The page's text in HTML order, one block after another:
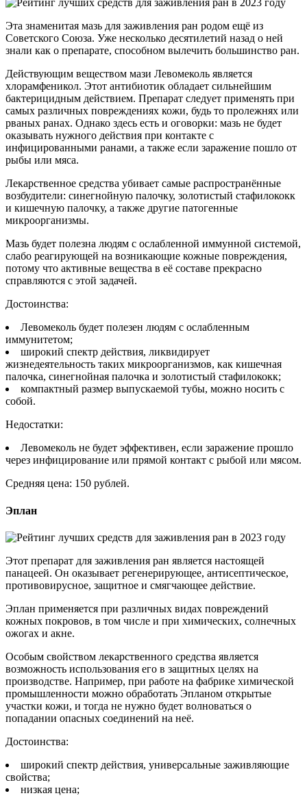
Эта знаменитая мазь для заживления ран родом ещё из
Советского Союза. Уже несколько десятилетий назад о ней
знали как о препарате, способном вылечить большинство ран.
Действующим веществом мази Левомеколь является
хлорамфеникол. Этот антибиотик обладает сильнейшим
бактерицидным действием. Препарат следует применять при
самых различных повреждениях кожи, будь то пролежнях или
рваных ранах. Однако здесь есть и оговорки: мазь не будет
оказывать нужного действия при контакте с
инфицированными ранами, а также если заражение пошло от
рыбы или мяса.
Лекарственное средства убивает самые распространённые
возбудители: синегнойную палочку, золотистый стафилококк
и кишечную палочку, а также другие патогенные
микроорганизмы.
Мазь будет полезна людям с ослабленной иммунной системой,
слабо реагирующей на возникающие кожные повреждения,
потому что активные вещества в её составе прекрасно
справляются с этой задачей.
Достоинства:
Левомеколь будет полезен людям с ослабленным
иммунитетом;
широкий спектр действия, ликвидирует
жизнедеятельность таких микроорганизмов, как кишечная
палочка, синегнойная палочка и золотистый стафилококк;
компактный размер выпускаемой тубы, можно носить с
собой.
Недостатки:
Левомеколь не будет эффективен, если заражение прошло
через инфицирование или прямой контакт с рыбой или мясом.
Средняя цена: 150 рублей.
Эплан
Этот препарат для заживления ран является настоящей
панацеей. Он оказывает регенерирующее, антисептическое,
противовирусное, защитное и смягчающее действие.
Эплан применяется при различных видах повреждений
кожных покровов, в том числе и при химических, солнечных
ожогах и акне.
Особым свойством лекарственного средства является
возможность использования его в защитных целях на
производстве. Например, при работе на фабрике химической
промышленности можно обработать Эпланом открытые
участки кожи, и тогда не нужно будет волноваться о
попадании опасных соединений на неё.
Достоинства:
широкий спектр действия, универсальные заживляющие
свойства;
низкая цена;